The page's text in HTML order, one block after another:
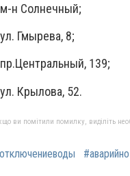
н Солнечный;
Гмырева, 8;
139;
Крылова, 52.
ви помітили помилку, виділіть